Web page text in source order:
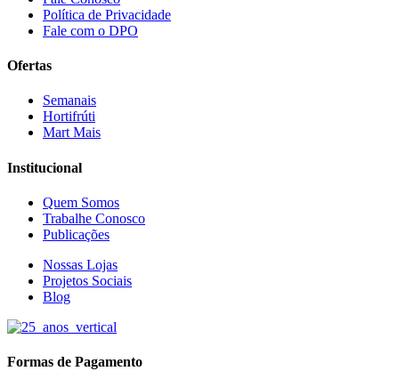
Política de Privacidade
Fale com o DPO
Ofertas
Semanais
Hortifrúti
Mart Mais
Institucional
Quem Somos
Trabalhe Conosco
Publicações
Nossas Lojas
Projetos Sociais
Blog
Formas de Pagamento